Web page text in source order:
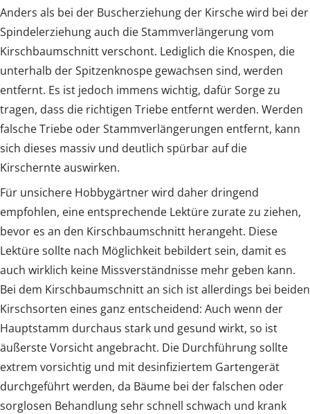
Anders als bei der Buscherziehung der Kirsche wird bei der
Spindelerziehung auch die Stammverlängerung vom
Kirschbaumschnitt verschont. Lediglich die Knospen, die
unterhalb der Spitzenknospe gewachsen sind, werden
entfernt. Es ist jedoch immens wichtig, dafür Sorge zu
tragen, dass die richtigen Triebe entfernt werden. Werden
falsche Triebe oder Stammverlängerungen entfernt, kann
sich dieses massiv und deutlich spürbar auf die
Kirschernte auswirken.
Für unsichere Hobbygärtner wird daher dringend
empfohlen, eine entsprechende Lektüre zurate zu ziehen,
bevor es an den Kirschbaumschnitt herangeht. Diese
Lektüre sollte nach Möglichkeit bebildert sein, damit es
auch wirklich keine Missverständnisse mehr geben kann.
Bei dem Kirschbaumschnitt an sich ist allerdings bei beiden
Kirschsorten eines ganz entscheidend: Auch wenn der
Hauptstamm durchaus stark und gesund wirkt, so ist
äußerste Vorsicht angebracht. Die Durchführung sollte
extrem vorsichtig und mit desinfiziertem Gartengerät
durchgeführt werden, da Bäume bei der falschen oder
sorglosen Behandlung sehr schnell schwach und krank